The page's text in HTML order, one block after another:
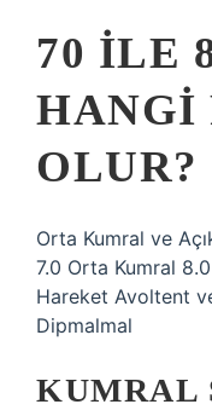
70 ILE
HANGI
OLUR?
Orta Kumral ve
7.0 Orta Kumral
Hareket Avoltent
Dipmalmal
KUMRAL